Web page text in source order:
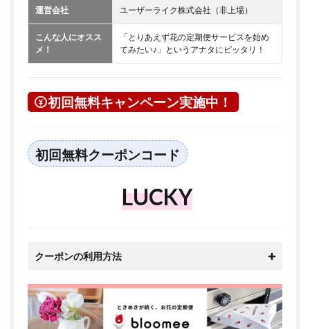
運営会社 ユーザーライク株式会社（非上場）
こんな人にオスス
メ！
「とりあえず花の定期便サービスを始め
てみたい♪」というアナタにピッタリ！
初回無料キャンペーン実施中！
初回無料クーポンコード
LUCKY
クーポンの利用方法